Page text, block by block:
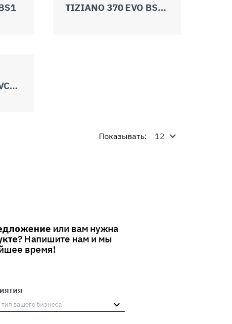
TIZIANO 370 EVO BS1 TOP
TIZIANO 370 EVO VCS TOP
Показывать:
или вам нужна
? Напишите нам и мы
время!